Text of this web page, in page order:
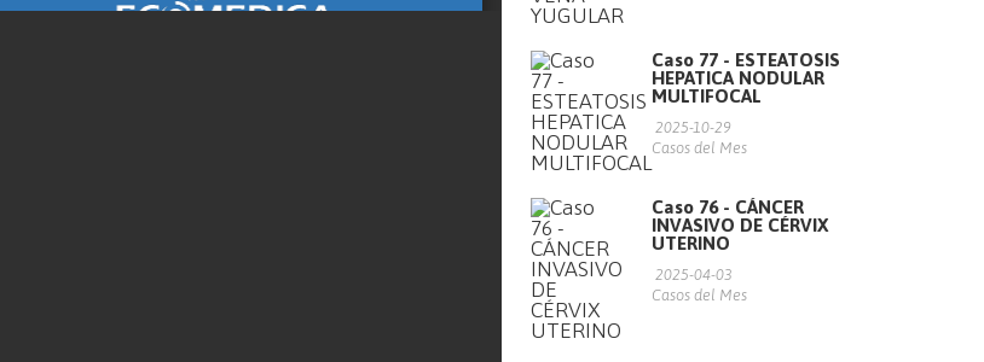
Caso 77 - ESTEATOSIS
HEPATICA NODULAR
MULTIFOCAL
2025-10-29
Casos del Mes
Caso 76 - CÁNCER
INVASIVO DE CÉRVIX
UTERINO
2025-04-03
Casos del Mes